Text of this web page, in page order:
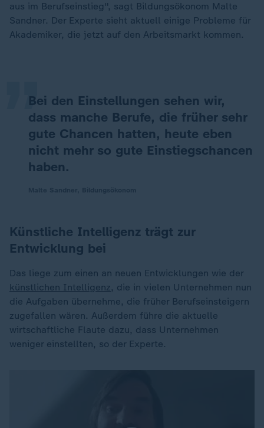
aus im Berufseinstieg", sagt Bildungsökonom Malte
Sandner. Der Experte sieht aktuell einige Probleme für
Akademiker, die jetzt auf den Arbeitsmarkt kommen.
Bei den Einstellungen sehen wir,
dass manche Berufe, die früher sehr
gute Chancen hatten, heute eben
nicht mehr so gute Einstiegschancen
haben.
„
Künstliche Intelligenz trägt zur
Entwicklung bei
Das liege zum einen an neuen Entwicklungen wie der
künstlichen Intelligenz, die in vielen Unternehmen nun
die Aufgaben übernehme, die früher Berufseinsteigern
zugefallen wären. Außerdem führe die aktuelle
wirtschaftliche Flaute dazu, dass Unternehmen
weniger einstellten, so der Experte.